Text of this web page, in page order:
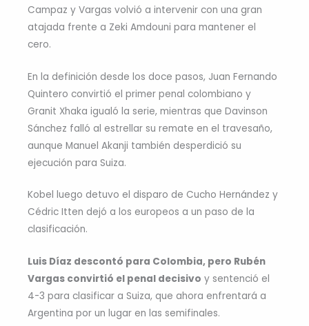
Campaz y Vargas volvió a intervenir con una gran
atajada frente a Zeki Amdouni para mantener el
cero.
En la definición desde los doce pasos, Juan Fernando
Quintero convirtió el primer penal colombiano y
Granit Xhaka igualó la serie, mientras que Davinson
Sánchez falló al estrellar su remate en el travesaño,
aunque Manuel Akanji también desperdició su
ejecución para Suiza.
Kobel luego detuvo el disparo de Cucho Hernández y
Cédric Itten dejó a los europeos a un paso de la
clasificación.
Luis Díaz descontó para Colombia, pero Rubén
Vargas convirtió el penal decisivo y sentenció el
4-3 para clasificar a Suiza, que ahora enfrentará a
Argentina por un lugar en las semifinales.